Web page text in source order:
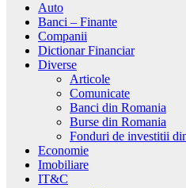
Auto
Banci – Finante
Companii
Dictionar Financiar
Diverse
Articole
Comunicate
Banci din Romania
Burse din Romania
Fonduri de investitii
Economie
Imobiliare
IT&C